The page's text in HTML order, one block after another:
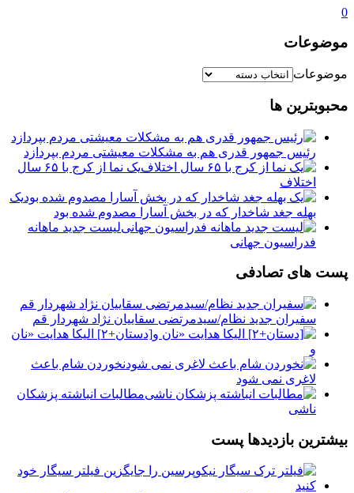
0
موضوعات
موضوعات
محبوبترین ها
رئیس جمهور قدری هم به مشکلات معیشتی مردم بپردازد
یک نما از کرج با ۶۵ سال
اختلاف
یک
بهله جغد شاخدار که در بخش آسارا مصدوم شده بود
لیست جدید ماهانه
فدراسیون جهانی
پست های تصادفی
سفیران جدید نظام/سیدمرتضی سقاییان نژاد شهردار قم
[دستان+۲] الیکا هدایت «نان
و
نخوردن شام باعث
لاغری نمی ‌شود
مطالبات انباشته پزشکان
ناشی
بیشترین بازدیدها پست